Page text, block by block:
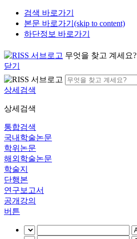
검색 바로가기
본문 바로가기(skip to content)
하단정보 바로가기
무엇을 찾고 계세요?
닫기
상세검색
상세검색
통합검색
국내학술논문
학위논문
해외학술논문
학술지
단행본
연구보고서
공개강의
버튼